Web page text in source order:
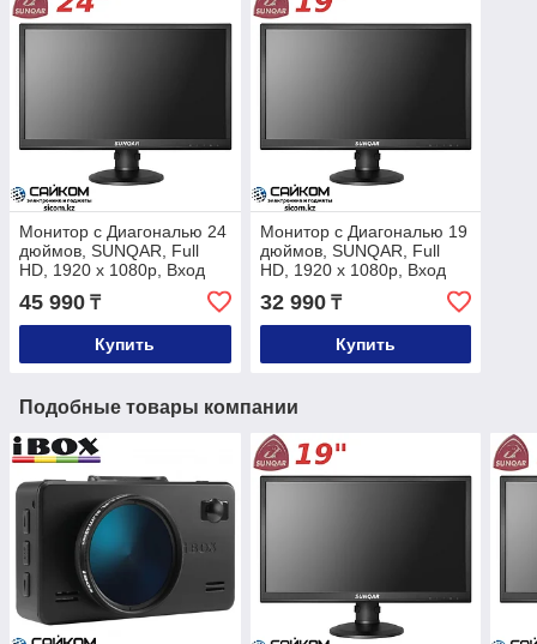
Монитор с Диагональю 24
дюймов, SUNQAR, Full
HD, 1920 х 1080p, Вход
45 990 ₸
Купить
Монитор с Диагональю 19
дюймов, SUNQAR, Full
HD, 1920 х 1080p, Вход
32 990₸
Купить
Подобные товары компании